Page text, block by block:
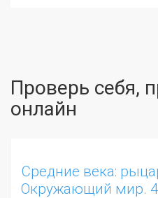
Проверь себя,
онлайн
Средние века:
Окружающий мир. 4